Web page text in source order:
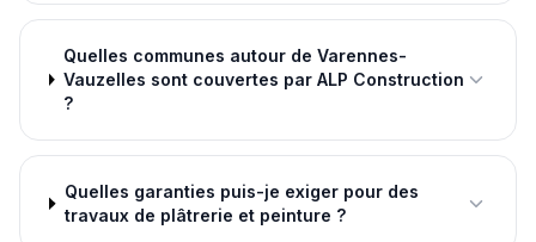
Quelles communes autour de Varennes-
Vauzelles sont couvertes par ALP Construction
?
Quelles garanties puis-je exiger pour des
travaux de plâtrerie et peinture ?